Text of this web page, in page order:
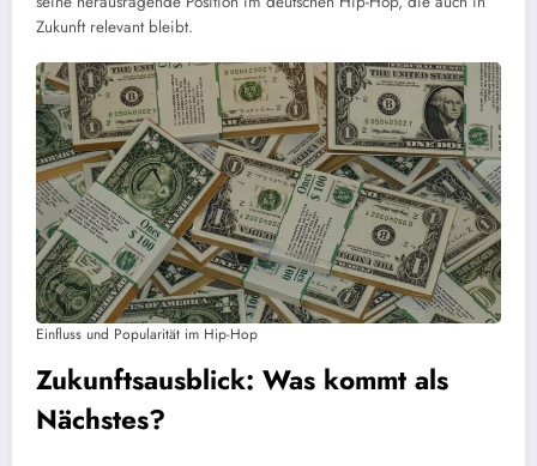
Zukunft relevant bleibt.
Einfluss und Popularität im Hip-Hop
Zukunftsausblick: Was kommt als
Nächstes?